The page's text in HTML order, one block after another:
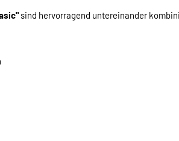
sind hervorragend untereinander